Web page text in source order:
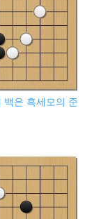
백은 흑세모의 준